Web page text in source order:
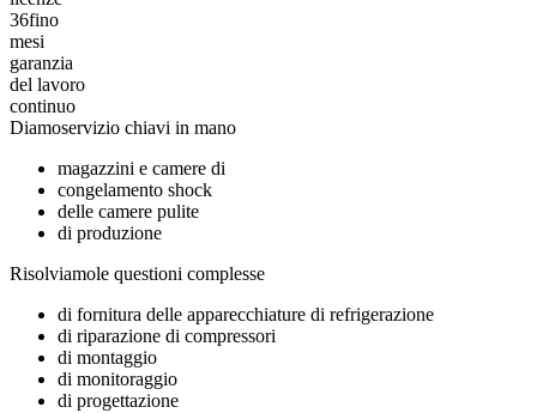
36fino
mesi
garanzia
del lavoro
continuo
Diamoservizio chiavi in mano
magazzini e camere di
congelamento shock
delle camere pulite
di produzione
Risolviamole questioni complesse
di fornitura delle apparecchiature di refrigerazione
di riparazione di compressori
di montaggio
di monitoraggio
di progettazione